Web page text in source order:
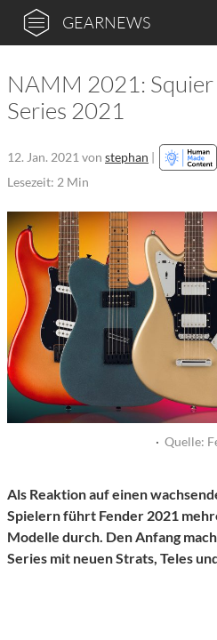
GEARNEWS
NAMM 2021:
Series 2021
12. Jan. 2021 von stephan |
Lesezeit: 2 Min
· Quelle:
Als Reaktion auf einen
Spielern führt Fender 2021
Modelle durch. Den Anfang
Series mit neuen Strats, Teles